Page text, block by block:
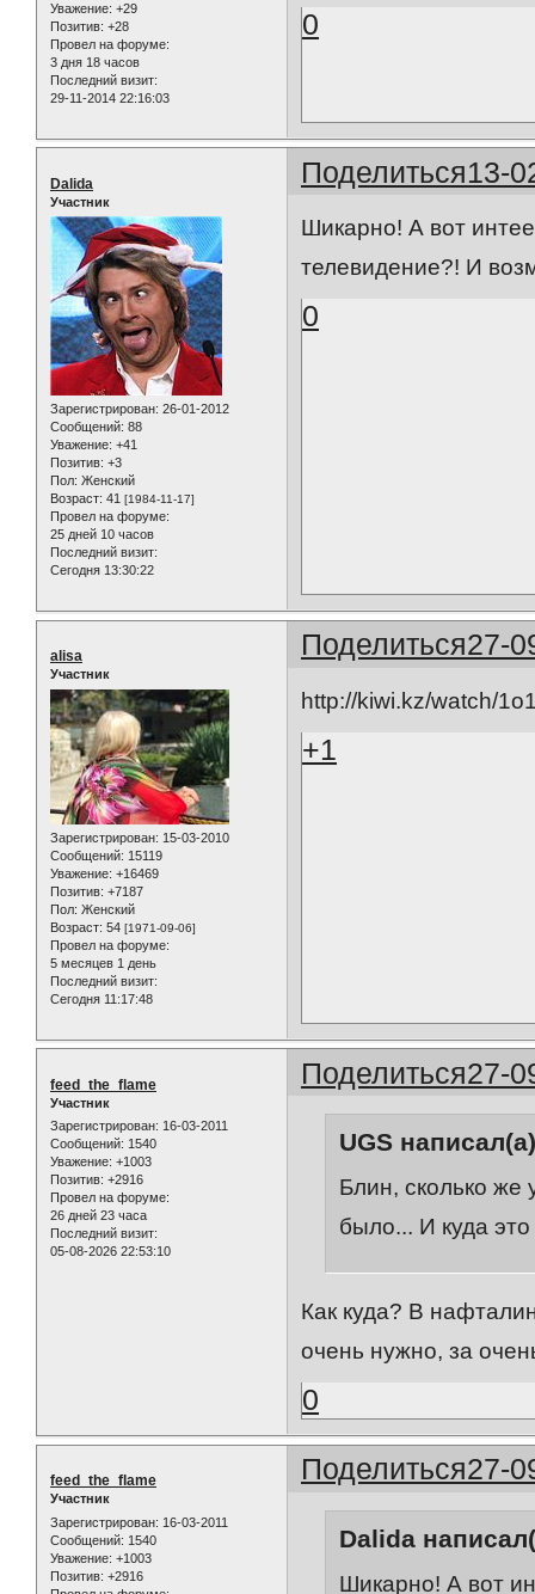
Уважение: +29
Позитив: +28
Провел на форуме:
3 дня 18 часов
Последний визит:
29-11-2014 22:16:03
0
Поделиться13-
Dalida
Участник
Зарегистрирован: 26-01-2012
Сообщений: 88
Уважение: +41
Позитив: +3
Пол: Женский
Возраст: 41 [1984-11-17]
Провел на форуме:
25 дней 10 часов
Последний визит:
Сегодня 13:30:22
Шикарно! А вот
телевидение?! И
0
Поделиться27-
alisa
Участник
Зарегистрирован: 15-03-2010
Сообщений: 15119
Уважение: +16469
Позитив: +7187
Пол: Женский
Возраст: 54 [1971-09-06]
Провел на форуме:
5 месяцев 1 день
Последний визит:
Сегодня 11:17:48
http://kiwi.kz/watch/
+1
Поделиться27-
feed_the_flame
Участник
Зарегистрирован: 16-03-2011
Сообщений: 1540
Уважение: +1003
Позитив: +2916
Провел на форуме:
26 дней 23 часа
Последний визит:
05-08-2026 22:53:10
UGS
Блин, сколько же
было... И куда
Как куда? В
очень нужно, за
0
Поделиться27-
feed_the_flame
Участник
Зарегистрирован: 16-03-2011
Сообщений: 1540
Уважение: +1003
Позитив: +2916
Dalida
Шикарно! А вот